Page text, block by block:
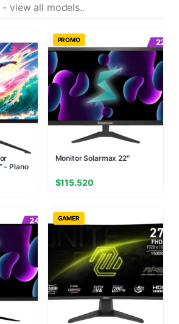
- view all models..
– Plano
PROMO
Monitor Solarmax 22″
$115.520
GAMER